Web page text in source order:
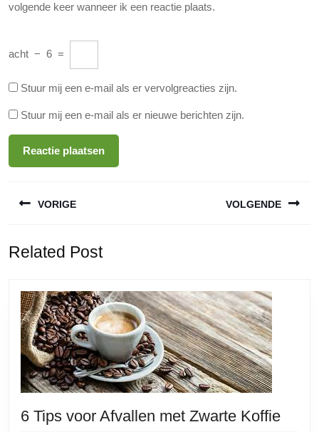
volgende keer wanneer ik een reactie plaats.
acht − 6 =
Stuur mij een e-mail als er vervolgreacties zijn.
Stuur mij een e-mail als er nieuwe berichten zijn.
VORIGE
bericht:
VOLGENDE
Related Post
6 Tips voor Afvallen met Zwarte Koffie6